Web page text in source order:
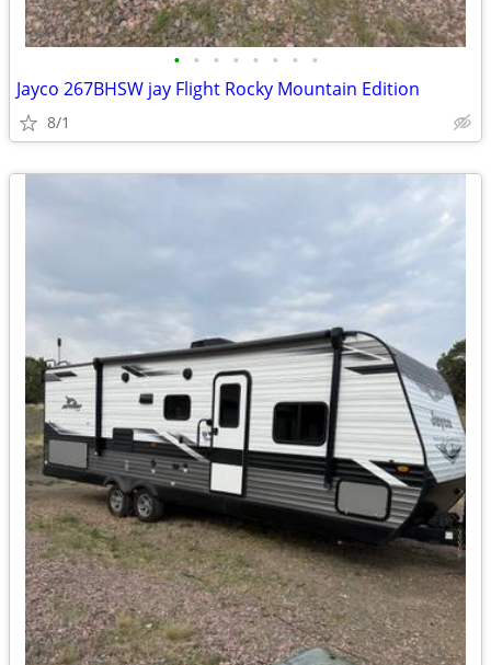
• • • • • • • •
Jayco 267BHSW jay Flight Rocky Mountain Edition
8/1